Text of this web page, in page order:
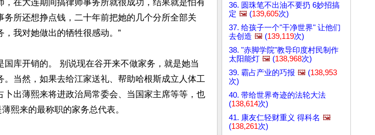
，在大连期间搞律师事务所就很成功，结果就是怕有
务所还想挣点钱，二十年前把她的几个分所全部关
我对她做出的牺牲很感动。”
库开销的。 别说现在谷开来不做家务，就是她当
当然，如果去给江家送礼、帮助哈根斯成立人体工
出薄熙来将进政治局常委会、当国家主席等等，也
熙来的最称职的家务总代表。
36. 圆珠笔不出油不要扔 6妙招搞
定 🖼️ (139,605次)
37. 给孩子一个"干净世界" 让他们
去创造 🖼️ (139,119次)
38. "赤脚学院"教导印度村民制作
太阳能灯 🖼️ (138,968次)
39. 霸占产业的巧报 🖼️ (138,953
次)
40. 带给世界奇迹的法轮大法
(138,614次)
41. 康友仁轻财重义 得科名 🖼️
(138,261次)